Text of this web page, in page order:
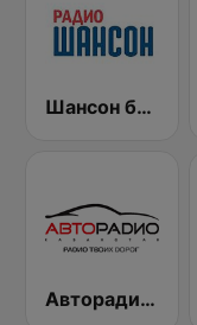
Шансон без цензуры (Shanson bez cenzury)
Авторадио (Avtoradio)